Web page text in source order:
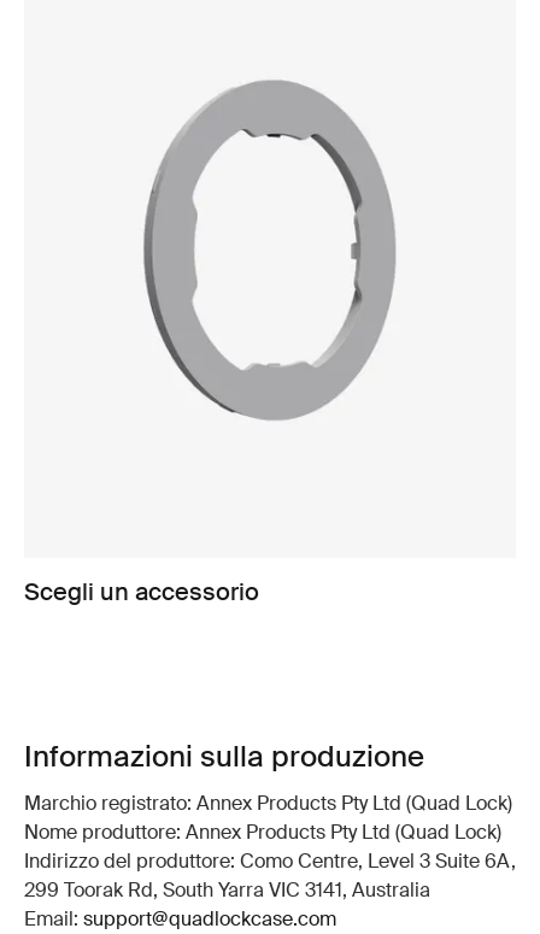
Scegli un accessorio
Informazioni sulla produzione
Marchio registrato: Annex Products Pty Ltd (Quad Lock)
Nome produttore: Annex Products Pty Ltd (Quad Lock)
Indirizzo del produttore: Como Centre, Level 3 Suite 6A,
299 Toorak Rd, South Yarra VIC 3141, Australia
Email: support@quadlockcase.com